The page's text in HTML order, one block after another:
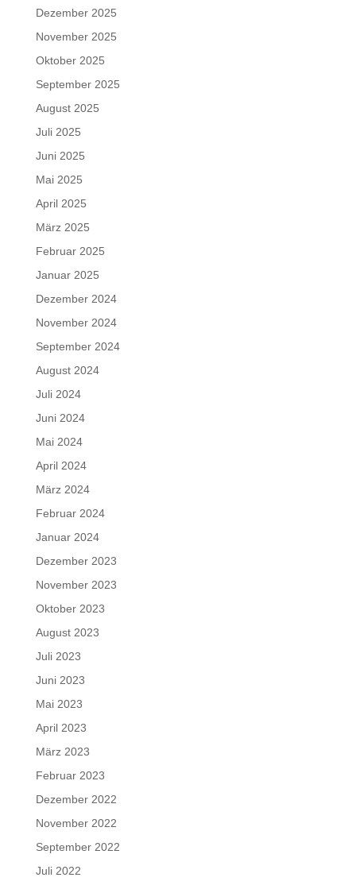
Dezember 2025
November 2025
Oktober 2025
September 2025
August 2025
Juli 2025
Juni 2025
Mai 2025
April 2025
März 2025
Februar 2025
Januar 2025
Dezember 2024
November 2024
September 2024
August 2024
Juli 2024
Juni 2024
Mai 2024
April 2024
März 2024
Februar 2024
Januar 2024
Dezember 2023
November 2023
Oktober 2023
August 2023
Juli 2023
Juni 2023
Mai 2023
April 2023
März 2023
Februar 2023
Dezember 2022
November 2022
September 2022
Juli 2022